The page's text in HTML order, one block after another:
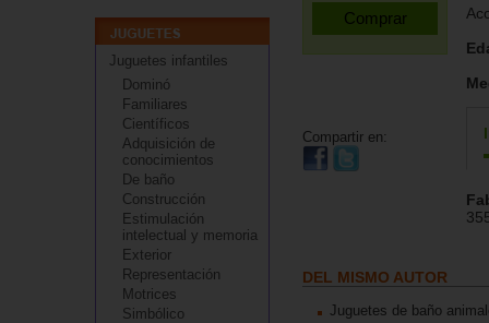
Juguetes infantiles
Dominó
Familiares
Científicos
Adquisición de
conocimientos
De baño
Construcción
Estimulación
intelectual y memoria
Exterior
Representación
Motrices
Simbólico
Compartir en:
DEL MISMO AUTOR
Juguetes de baño